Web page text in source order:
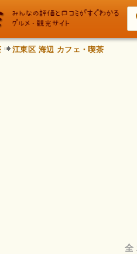
江東区 海辺 カフェ・喫茶
全